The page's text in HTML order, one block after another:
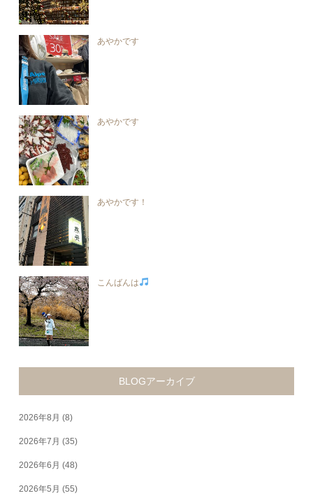
あやかです
あやかです
あやかです！
こんばんは
BLOGアーカイブ
2026年8月 (8)
2026年7月 (35)
2026年6月 (48)
2026年5月 (55)